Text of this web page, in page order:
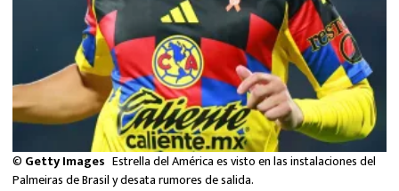
FÓRMULA 1
BOXEO
LIGA MX
NFL
© Getty Images Estrella del América es visto en las instalaciones del
Palmeiras de Brasil y desata rumores de salida.